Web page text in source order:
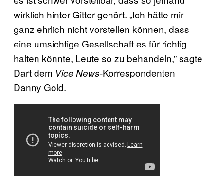
wirklich hinter Gitter gehört. „Ich hätte mir
ganz ehrlich nicht vorstellen können, dass
eine umsichtige Gesellschaft es für richtig
halten könnte, Leute so zu behandeln,” sagte
Dart dem Vice News-Korrespondenten
Danny Gold.